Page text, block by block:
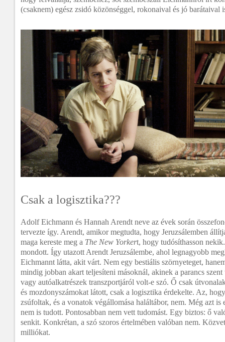
(csaknem) egész zsidó közönséggel, rokonaival és jó barátaival
Csak a logisztika???
Adolf Eichmann és Hannah Arendt neve az évek során
tervezte így. Arendt, amikor megtudta, hogy Jeruzsálemben
maga kereste meg a The New Yorkert, hogy tudósíthasson
mondott. Így utazott Arendt Jeruzsálembe, ahol legnagyobb
Eichmannt látta, akit várt. Nem egy bestiális szörnyeteget,
mindig jobban akart teljesíteni másoknál, akinek a parancs
vagy autóalkatrészek transzportjáról volt-e szó. Ő csak
és mozdonyszámokat látott, csak a logisztika érdekelte. Az,
zsúfoltak, és a vonatok végállomása haláltábor, nem. Még azt
nem is tudott. Pontosabban nem vett tudomást. Egy biztos: ő
senkit. Konkrétan, a szó szoros értelmében valóban nem.
milliókat.